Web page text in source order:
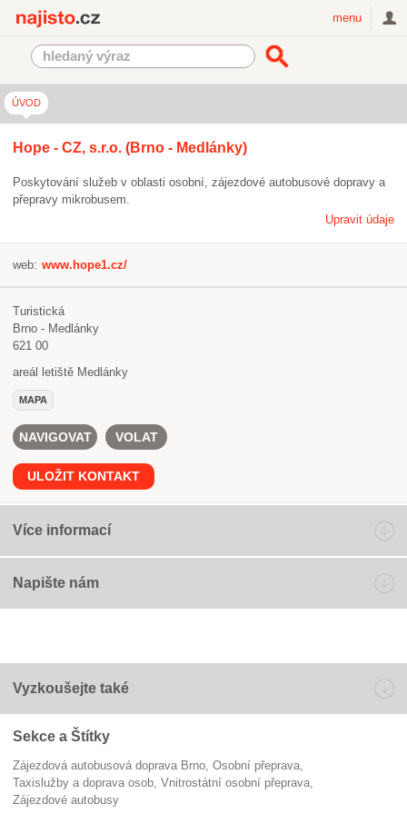
menu
ÚVOD
Hope - CZ, s.r.o. (Brno - Medlánky)
Poskytování služeb v oblasti osobní, zájezdové autobusové dopravy a
přepravy mikrobusem.
Upravit údaje
web: www.hope1.cz/
Turistická
Brno - Medlánky
621 00
areál letiště Medlánky
MAPA
NAVIGOVAT VOLAT
ULOŽIT KONTAKT
Více informací
Napište nám
Vyzkoušejte také
Sekce a Štítky
Zájezdová autobusová doprava Brno
osobní přeprava
Taxislužby a doprava osob
vnitrostátní osobní přeprava
zájezdové autobusy